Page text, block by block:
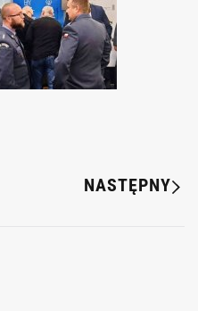
NASTĘPNY